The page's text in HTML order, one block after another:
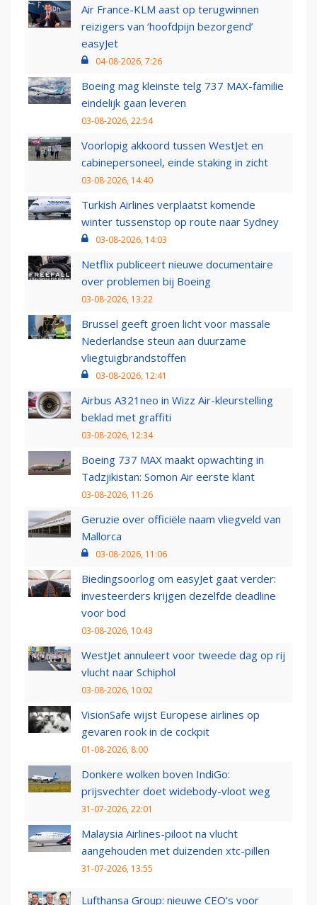
Air France-KLM aast op terugwinnen
reizigers van ‘hoofdpijn bezorgend’
easyJet
04-08-2026, 7:26
Boeing mag kleinste telg 737 MAX-familie
eindelijk gaan leveren
03-08-2026, 22:54
Voorlopig akkoord tussen WestJet en
cabinepersoneel, einde staking in zicht
03-08-2026, 14:40
Turkish Airlines verplaatst komende
winter tussenstop op route naar Sydney
03-08-2026, 14:03
Netflix publiceert nieuwe documentaire
over problemen bij Boeing
03-08-2026, 13:22
Brussel geeft groen licht voor massale
Nederlandse steun aan duurzame
vliegtuigbrandstoffen
03-08-2026, 12:41
Airbus A321neo in Wizz Air-kleurstelling
beklad met graffiti
03-08-2026, 12:34
Boeing 737 MAX maakt opwachting in
Tadzjikistan: Somon Air eerste klant
03-08-2026, 11:26
Geruzie over officiële naam vliegveld van
Mallorca
03-08-2026, 11:06
Biedingsoorlog om easyJet gaat verder:
investeerders krijgen dezelfde deadline
voor bod
03-08-2026, 10:43
WestJet annuleert voor tweede dag op rij
vlucht naar Schiphol
03-08-2026, 10:02
VisionSafe wijst Europese airlines op
gevaren rook in de cockpit
01-08-2026, 8:00
Donkere wolken boven IndiGo:
prijsvechter doet widebody-vloot weg
31-07-2026, 22:01
Malaysia Airlines-piloot na vlucht
aangehouden met duizenden xtc-pillen
31-07-2026, 13:55
Lufthansa Group: nieuwe CEO’s voor